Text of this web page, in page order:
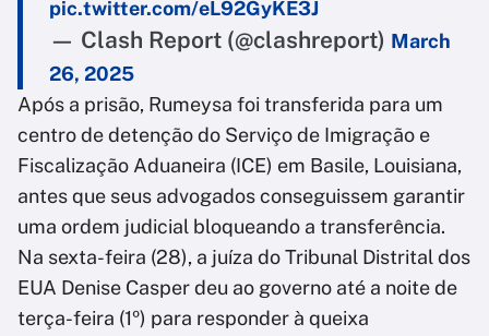
pic.twitter.com/eL92GyKE3J
— Clash Report (@clashreport) March
26, 2025
Após a prisão, Rumeysa foi transferida para um
centro de detenção do Serviço de Imigração e
Fiscalização Aduaneira (ICE) em Basile, Louisiana,
antes que seus advogados conseguissem garantir
uma ordem judicial bloqueando a transferência.
Na sexta-feira (28), a juíza do Tribunal Distrital dos
EUA Denise Casper deu ao governo até a noite de
terça-feira (1º) para responder à queixa